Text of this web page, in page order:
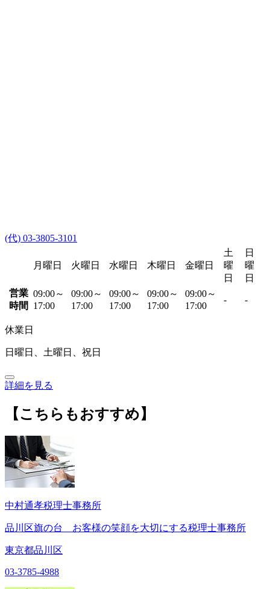
(代) 03-3805-3101
月曜日 火曜日 水曜日 木曜日 金曜日
土
曜
日
日
曜
日
営業
時間
09:00～
17:00
09:00～
17:00
09:00～
17:00
09:00～
17:00
09:00～
17:00
- -
休業日
日曜日、土曜日、祝日
詳細を見る
【こちらもおすすめ】
中村通孝税理士事務所
品川区旗の台 お客様の笑顔を大切にする税理士事務所
東京都品川区
03-3785-4988